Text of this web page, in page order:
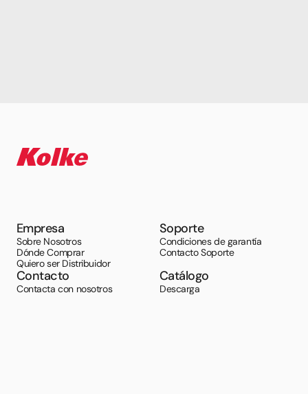
Empresa
Sobre Nosotros
Dónde Comprar
Quiero ser Distribuidor
Soporte
Condiciones de garantía
Contacto Soporte
Contacto
Contacta con nosotros
Catálogo
Descarga